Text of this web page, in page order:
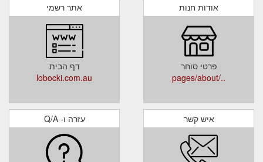
אתר רשמי
דף הבית
lobocki.com.au
אודות חנות
פרטי סוחר
../pages/about
עזרה ו- Q/A איש קשר